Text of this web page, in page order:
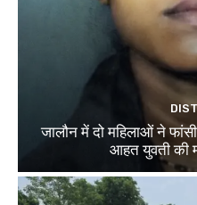
जालौन में दो महिलाओं ने
आहत युवती की